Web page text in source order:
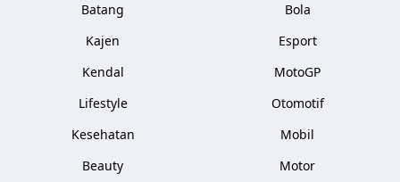
Batang
Kajen
Kendal
Lifestyle
Kesehatan
Beauty
Bola
Esport
MotoGP
Otomotif
Mobil
Motor